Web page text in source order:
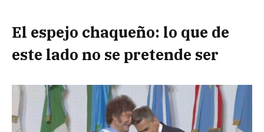
El espejo chaqueño: lo que de
este lado no se pretende ser